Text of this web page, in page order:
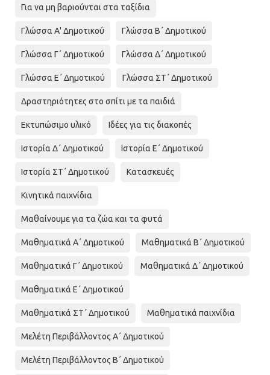
Για να μη βαριούνται στα ταξίδια
Γλώσσα Α' Δημοτικού Γλώσσα Β΄ Δημοτικού
Γλώσσα Γ΄ Δημοτικού Γλώσσα Δ΄ Δημοτικού
Γλώσσα Ε΄ Δημοτικού Γλώσσα ΣΤ΄ Δημοτικού
Δραστηριότητες στο σπίτι με τα παιδιά
Εκτυπώσιμο υλικό Ιδέες για τις διακοπές
Ιστορία Δ΄ Δημοτικού Ιστορία Ε΄ Δημοτικού
Ιστορία ΣΤ΄ Δημοτικού Κατασκευές
Κινητικά παιχνίδια
Μαθαίνουμε για τα ζώα και τα φυτά
Μαθηματικά Α΄ Δημοτικού Μαθηματικά Β΄ Δημοτικού
Μαθηματικά Γ΄ Δημοτικού Μαθηματικά Δ΄ Δημοτικού
Μαθηματικά Ε΄ Δημοτικού
Μαθηματικά ΣΤ΄ Δημοτικού Μαθηματικά παιχνίδια
Μελέτη Περιβάλλοντος Α΄ Δημοτικού
Μελέτη Περιβάλλοντος Β΄ Δημοτικού